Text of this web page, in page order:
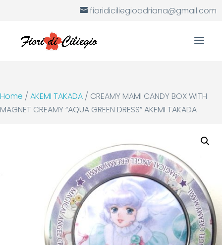
fioridiciliegioadriana@gmail.com
Home / AKEMI TAKADA / CREAMY MAMI CANDY BOX WITH
MAGNET CREAMY “AQUA GREEN DRESS” AKEMI TAKADA